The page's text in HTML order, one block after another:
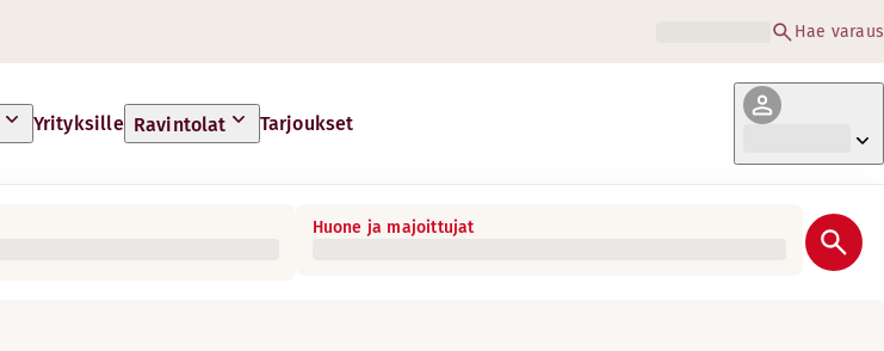
Hae varaus
Yrityksille Ravintolat Tarjoukset
Huone ja majoittujat